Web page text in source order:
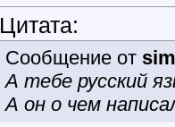
Цитата:
Сообщение от
А тебе русский
А он о чем